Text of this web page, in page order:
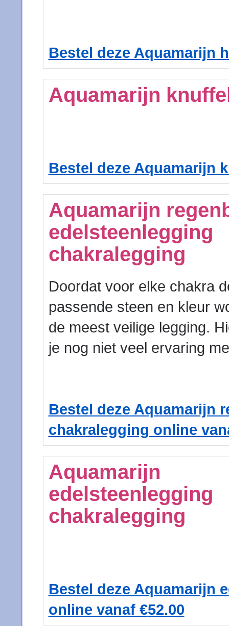
Bestel deze Aquamarijn
Aquamarijn
Bestel deze Aquamarijn
Aquamarijn
edelsteenlegging
chakralegging
Doordat voor elke chakra
passende steen en kleur
de meest veilige legging.
je nog niet veel ervaring
Bestel deze Aquamarijn
chakralegging online
Aquamarijn
edelsteenlegging
chakralegging
Bestel deze Aquamarijn
online vanaf €52.00